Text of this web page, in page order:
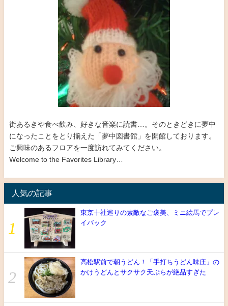
街あるきや食べ飲み、好きな音楽に読書…。そのときどきに夢中
になったことをとり揃えた「夢中図書館」を開館しております。
ご興味のあるフロアを一度訪れてみてください。
Welcome to the Favorites Library…
人気の記事
東京十社巡りの素敵なご褒美、ミニ絵馬でプレ
イバック
高松駅前で朝うどん！「手打ちうどん味庄」の
かけうどんとサクサク天ぷらが絶品すぎた